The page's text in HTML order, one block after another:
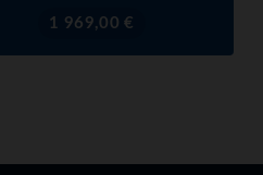
Prix1 969,00 €